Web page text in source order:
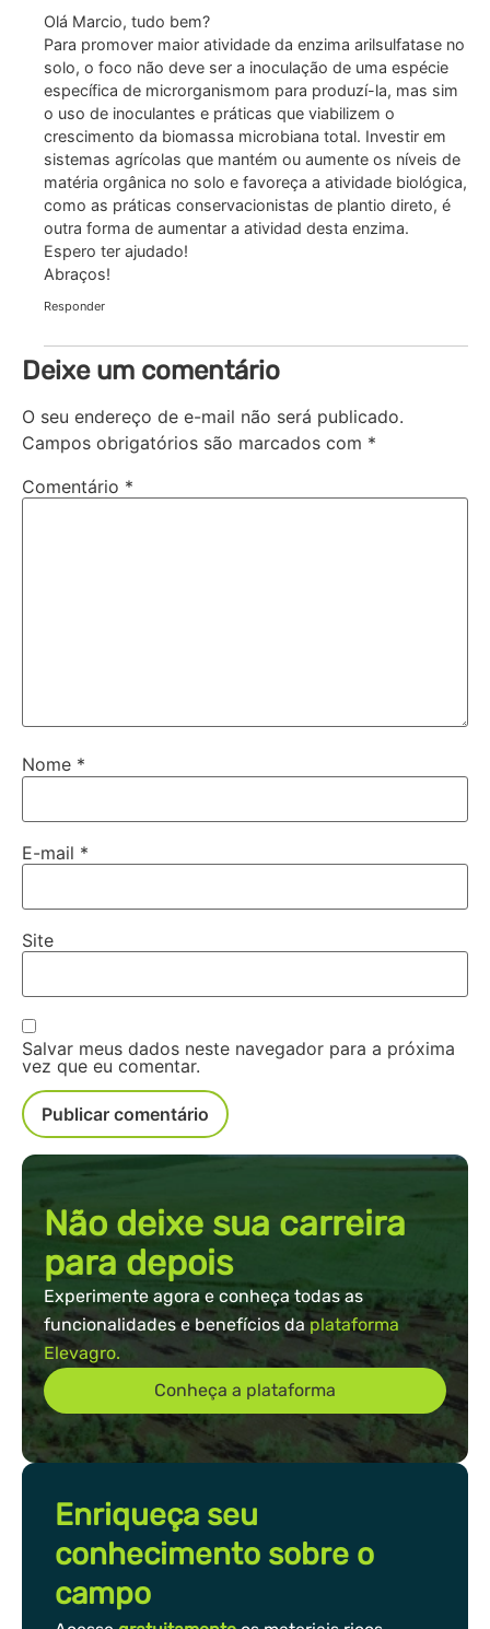
Olá Marcio, tudo bem?
Para promover maior atividade da enzima arilsulfatase no
solo, o foco não deve ser a inoculação de uma espécie
específica de microrganismom para produzí-la, mas sim
o uso de inoculantes e práticas que viabilizem o
crescimento da biomassa microbiana total. Investir em
sistemas agrícolas que mantém ou aumente os níveis de
matéria orgânica no solo e favoreça a atividade biológica,
como as práticas conservacionistas de plantio direto, é
outra forma de aumentar a atividad desta enzima.
Espero ter ajudado!
Abraços!
Responder
Deixe um comentário
O seu endereço de e-mail não será publicado.
Campos obrigatórios são marcados com *
Comentário *
Nome *
E-mail *
Site
Salvar meus dados neste navegador para a próxima
vez que eu comentar.
Não deixe sua carreira
para depois
Experimente agora e conheça todas as
funcionalidades e benefícios daplataforma
Elevagro.
Conheça a plataforma
Enriqueça seu
conhecimento sobre o
campo